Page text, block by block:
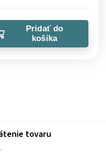
Pridať do
košíka
tovaru